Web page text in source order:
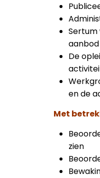
Sertum
aanbod
De
en de
Met
zien